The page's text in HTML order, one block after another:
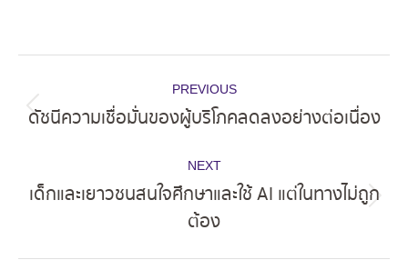
navigation
PREVIOUS
Previous
ดัชนีความเชื่อมั่นของผู้บริโภคลดลงอย่างต่อเนื่อง
NEXT
post:
เด็กและเยาวชนสนใจศึกษาและใช้ AI แต่ในทางไม่ถูก
ต้อง